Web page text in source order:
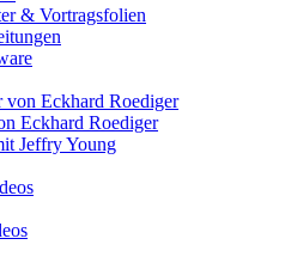
& Vortragsfolien
von Eckhard Roediger
Eckhard Roediger
Jeffry Young